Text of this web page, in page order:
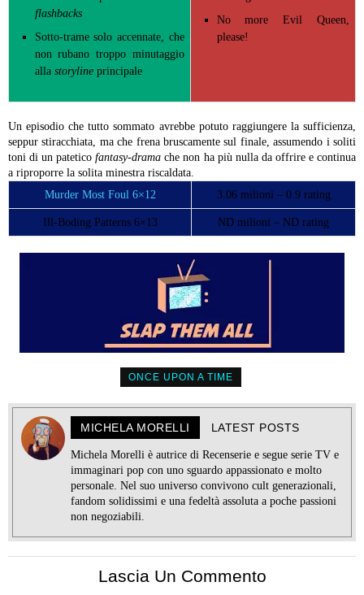
flashbacks
Sotto-trame solo accennate, che
non rubano troppo minutaggio
alla storyline principale
No more Evil Queen,
please!
Un episodio che tutto sommato avrebbe potuto raggiungere la sufficienza,
seppur stiracchiata, ma che frena bruscamente sul finale, assumendo i soliti
toni di un patetico fantasy-drama che non ha più nulla da offrire e continua
a riproporre la solita minestra riscaldata.
Murder Most Foul 6×12
3.06 milioni – 0.9 rating
Ill-Boding Patterns 6×13 ND milioni – ND rating
ONCE UPON A TIME
MICHELA MORELLI LATEST POSTS
Michela Morelli è autrice di Recenserie e segue serie TV e
immaginari pop con uno sguardo appassionato e molto
personale. Nel suo universo convivono cult generazionali,
fandom solidissimi e una fedeltà assoluta a poche passioni
non negoziabili.
Lascia Un Commento